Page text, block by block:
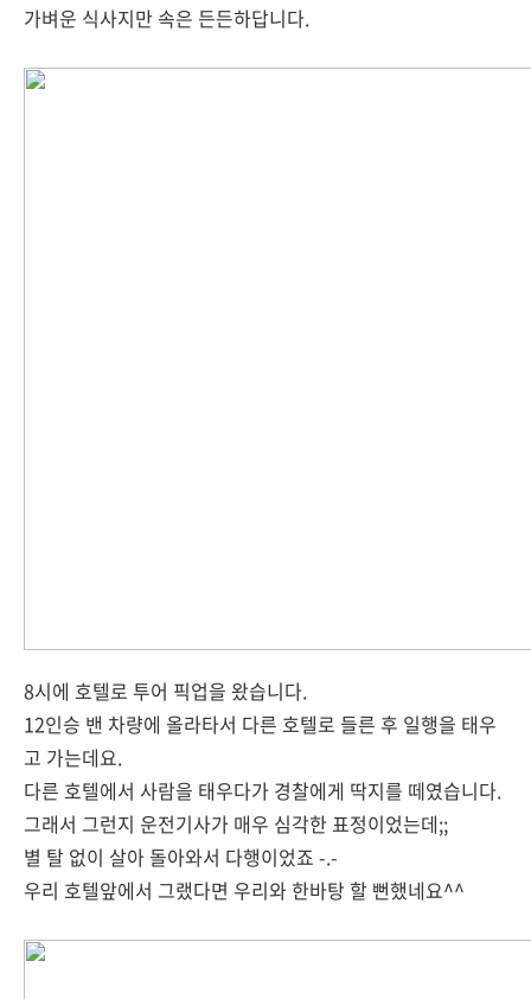
가벼운 식사지만 속은 든든하답니다.
8시에 호텔로 투어 픽업을 왔습니다.
12인승 밴 차량에 올라타서 다른 호텔로 들른 후 일행을 태우
고 가는데요.
다른 호텔에서 사람을 태우다가 경찰에게 딱지를 떼였습니다.
그래서 그런지 운전기사가 매우 심각한 표정이었는데;;
별 탈 없이 살아 돌아와서 다행이었죠 -.-
우리 호텔앞에서 그랬다면 우리와 한바탕 할 뻔했네요^^